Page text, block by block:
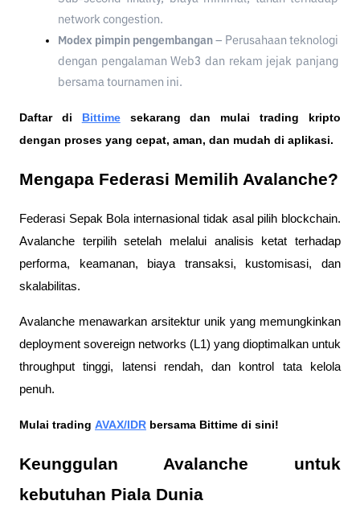
network congestion.
Modex pimpin pengembangan – Perusahaan teknologi
dengan pengalaman Web3 dan rekam jejak panjang
bersama tournamen ini.
Daftar di Bittime sekarang dan mulai trading kripto
dengan proses yang cepat, aman, dan mudah di aplikasi.
Mengapa Federasi Memilih Avalanche?
Federasi Sepak Bola internasional tidak asal pilih blockchain.
Avalanche terpilih setelah melalui analisis ketat terhadap
performa, keamanan, biaya transaksi, kustomisasi, dan
skalabilitas.
Avalanche menawarkan arsitektur unik yang memungkinkan
deployment sovereign networks (L1) yang dioptimalkan untuk
throughput tinggi, latensi rendah, dan kontrol tata kelola
penuh.
Mulai trading AVAX/IDR bersama Bittime di sini!
Keunggulan Avalanche untuk
kebutuhan Piala Dunia